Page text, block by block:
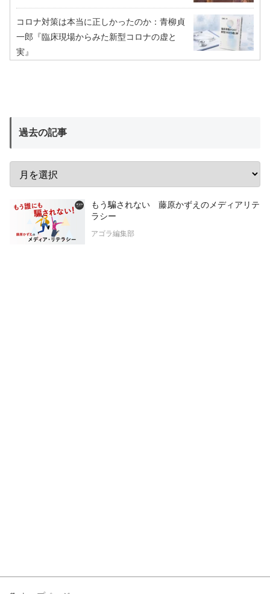
コロナ対策は本当に正しかったのか：青柳貞
一郎『臨床現場からみた新型コロナの虚と
実』
過去の記事
もう騙されない 藤原かずえのメディアリテ
ラシー
アゴラ編集部